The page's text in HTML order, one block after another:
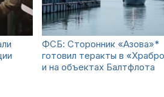
ФСБ: Сторонник «Азова»*
готовил теракты в
и на объектах Балтфлота